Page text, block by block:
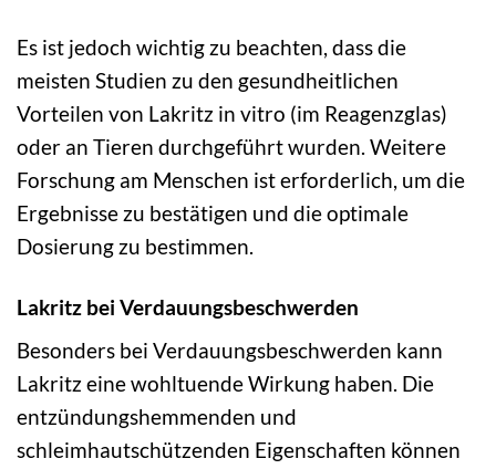
Es ist jedoch wichtig zu beachten, dass die
meisten Studien zu den gesundheitlichen
Vorteilen von Lakritz in vitro (im Reagenzglas)
oder an Tieren durchgeführt wurden. Weitere
Forschung am Menschen ist erforderlich, um die
Ergebnisse zu bestätigen und die optimale
Dosierung zu bestimmen.
Lakritz bei Verdauungsbeschwerden
Besonders bei Verdauungsbeschwerden kann
Lakritz eine wohltuende Wirkung haben. Die
entzündungshemmenden und
schleimhautschützenden Eigenschaften können